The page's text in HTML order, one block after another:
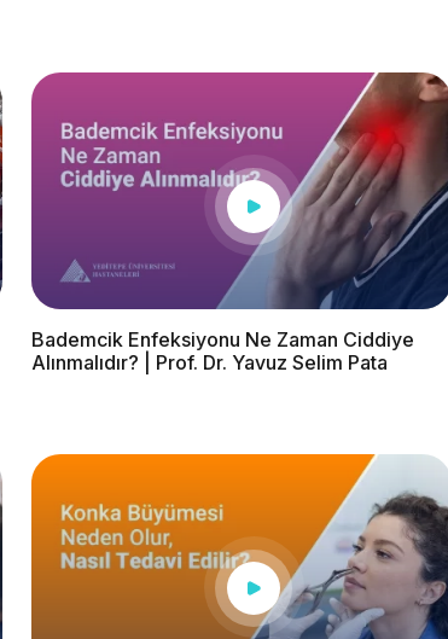
Bademcik Enfeksiyonu Ne Zaman Ciddiye
Alınmalıdır? | Prof. Dr. Yavuz Selim Pata